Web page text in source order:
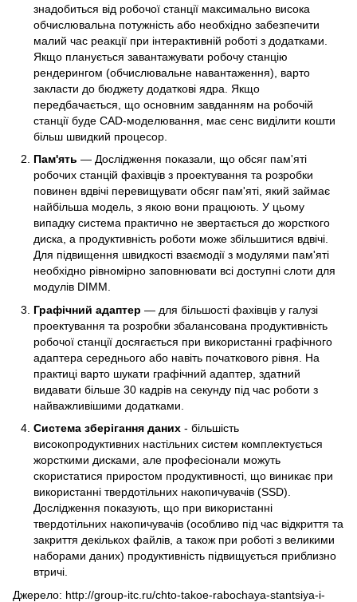
знадобиться від робочої станції максимально висока
обчислювальна потужність або необхідно забезпечити
малий час реакції при інтерактивній роботі з додатками.
Якщо планується завантажувати робочу станцію
рендерингом (обчислювальне навантаження), варто
закласти до бюджету додаткові ядра. Якщо
передбачається, що основним завданням на робочій
станції буде CAD-моделювання, має сенс виділити кошти
більш швидкий процесор.
Пам'ять — Дослідження показали, що обсяг пам'яті
робочих станцій фахівців з проектування та розробки
повинен вдвічі перевищувати обсяг пам'яті, який займає
найбільша модель, з якою вони працюють. У цьому
випадку система практично не звертається до жорсткого
диска, а продуктивність роботи може збільшитися вдвічі.
Для підвищення швидкості взаємодії з модулями пам'яті
необхідно рівномірно заповнювати всі доступні слоти для
модулів DIMM.
Графічний адаптер — для більшості фахівців у галузі
проектування та розробки збалансована продуктивність
робочої станції досягається при використанні графічного
адаптера середнього або навіть початкового рівня. На
практиці варто шукати графічний адаптер, здатний
видавати більше 30 кадрів на секунду під час роботи з
найважливішими додатками.
Система зберігання даних - більшість
високопродуктивних настільних систем комплектується
жорсткими дисками, але професіонали можуть
скористатися приростом продуктивності, що виникає при
використанні твердотільних накопичувачів (SSD).
Дослідження показують, що при використанні
твердотільних накопичувачів (особливо під час відкриття та
закриття декількох файлів, а також при роботі з великими
наборами даних) продуктивність підвищується приблизно
втричі.
Джерело: http://group-itc.ru/chto-takoe-rabochaya-stantsiya-i-